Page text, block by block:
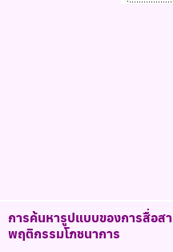
การค้นหารูปแบบของการสื่อส
พฤติกรรมโภชนาการ